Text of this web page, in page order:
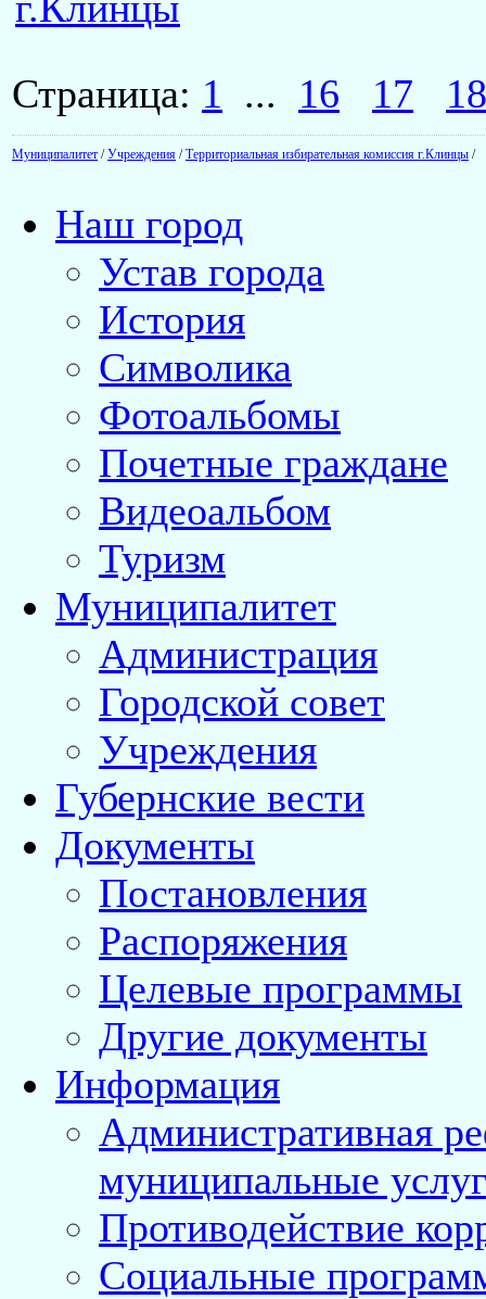
Страница: 1 ... 16 17 18
Муниципалитет /Учреждения /Территориальная избирательная комиссия г.Клинцы /
Наш город
Устав города
История
Символика
Фотоальбомы
Почетные граждане
Видеоальбом
Туризм
Муниципалитет
Администрация
Городской совет
Учреждения
Губернские вести
Документы
Постановления
Распоряжения
Целевые программы
Другие документы
Информация
Административная
муниципальные
Противодействие
Социальные